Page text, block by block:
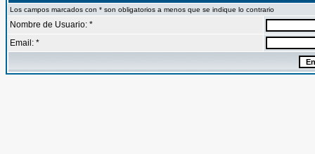
Los campos marcados con * son obligatorios a menos que se indique lo contrario
Nombre de Usuario: *
Email: *